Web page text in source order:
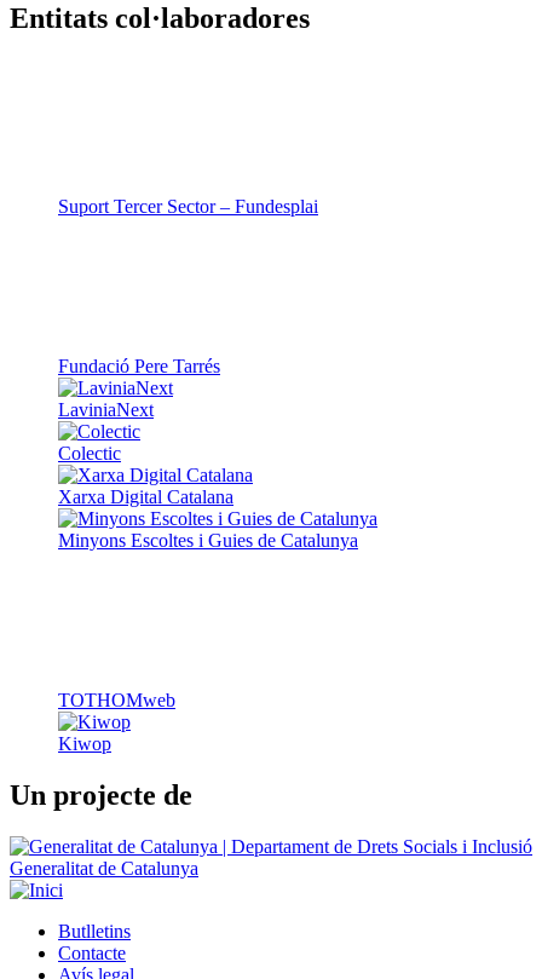
Entitats col·laboradores
Suport Tercer Sector – Fundesplai
Fundació Pere Tarrés
LaviniaNext
Colectic
Xarxa Digital Catalana
Minyons Escoltes i Guies de Catalunya
TOTHOMweb
Kiwop
Un projecte de
Generalitat de Catalunya
Peu
Butlletins
Contacte